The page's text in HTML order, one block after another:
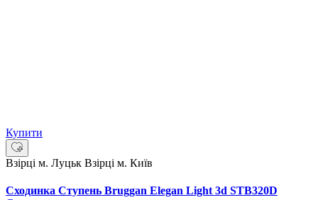
Купити
Взірці м. Луцьк Взірці м. Київ
Сходинка Ступень Bruggan Elegan Light 3d STB320D